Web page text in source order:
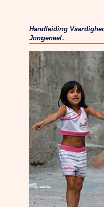
Handleiding
Jongeneel.